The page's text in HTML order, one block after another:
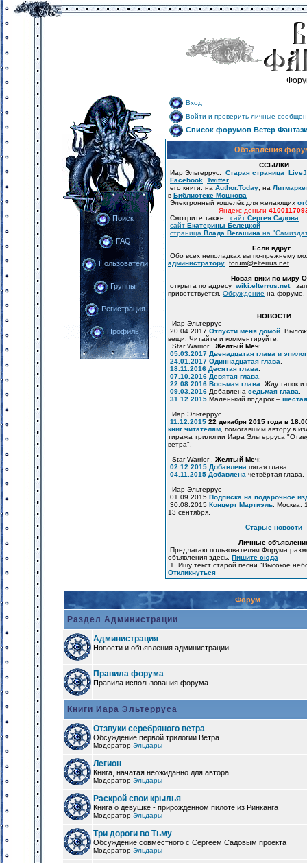
Поиск
FAQ
Пользователи
Группы
Регистрация
Профиль
Вход
Войти и проверить личные
Список форумов Ветер
Объявления
ССЫЛКИ
Иар Эльтеррус: Старая страница
Facebook Twitter
его книги: на Author.Today , на
в Библиотеке Мошкова
Электронный кошелёк для желающих
Яндекс-деньги
Смотрите также: сайт Сергея Садова
сайт Екатерины Белецкой
страница Влада Вегашина на
Если вдруг...
Обо всех неполадках вы по-прежнему
администратору forum@elterrus.net
Новая вики по миру
открыта по адресу wiki.elterrus.net,
приветствуется. Обсуждение на форуме.
НОВОСТИ
Иар Эльтеррус
20.04.2017 Отпусти меня домой .
вещи. Читайте и комментируйте.
Star Warrior . Желтый Меч:
05.03.2017 Двенадцатая глава и эпилог
24.01.2017 Одиннадцатая глава
18.11.2016 Десятая глава
07.10.2016 Девятая глава
22.08.2016 Восьмая глава . Жду тапок
09.03.2016 Добавлена седьмая глава
31.12.2015 Маленький подарок –
Иар Эльтеррус
11.12.2015 22 декабря 2015 года в
книг читателям , помогавшим автору в
тиража трилогии Иара Эльтерруса
ветра".
Star Warrior . Желтый Меч:
02.12.2015 Добавлена пятая глава.
04.11.2015 Добавлена четвёртая глава.
Иар Эльтеррус
01.09.2015 Подписка на подарочное
30.08.2015 Концерт Мартиэль . Москва:
13 сентября.
Старые новости
Личные
Предлагаю пользователям Форума
объявления здесь. Пишите сюда
1. Ищу текст старой песни "Высокое
Откликнуться
Форум
Раздел Администрации
Администрация
Новости и объявления администрации
Правила форума
Правила использования форума
Книги Иара Эльтерруса
Отзвуки серебряного ветра
Обсуждение первой трилогии Ветра
Модератор Эльдары
Легион
Книга, начатая неожиданно для автора
Модератор Эльдары
Раскрой свои крылья
Книга о девушке - прирождённом пилоте из Ринканга
Модератор Эльдары
Три дороги во Тьму
Обсуждение совместного с Сергеем Садовым проекта
Модератор Эльдары